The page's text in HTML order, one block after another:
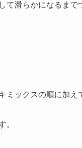
滑らかになるまで
ミックスの順に加え
。